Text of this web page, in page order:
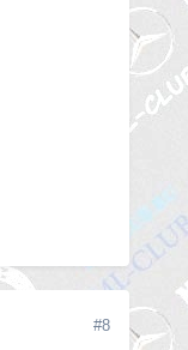
#8